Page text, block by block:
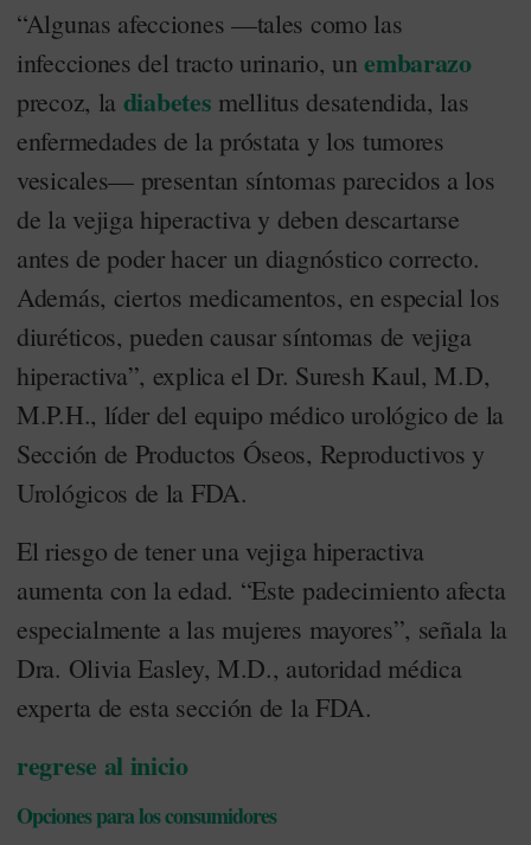
“Algunas afecciones —tales como las
infecciones del tracto urinario, unembarazo
precoz, la diabetes mellitus desatendida, las
enfermedades de la próstata y los tumores
vesicales— presentan síntomas parecidos a los
de la vejiga hiperactiva y deben descartarse
antes de poder hacer un diagnóstico correcto.
Además, ciertos medicamentos, en especial los
diuréticos, pueden causar síntomas de vejiga
hiperactiva”, explica el Dr. Suresh Kaul, M.D,
M.P.H., líder del equipo médico urológico de la
Sección de Productos Óseos, Reproductivos y
Urológicos de la FDA.
El riesgo de tener una vejiga hiperactiva
aumenta con la edad. “Este padecimiento afecta
especialmente a las mujeres mayores”, señala la
Dra. Olivia Easley, M.D., autoridad médica
experta de esta sección de la FDA.
regrese al inicio
Opciones para los consumidores